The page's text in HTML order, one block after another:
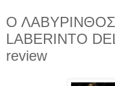
Ο
LABERINTO
review